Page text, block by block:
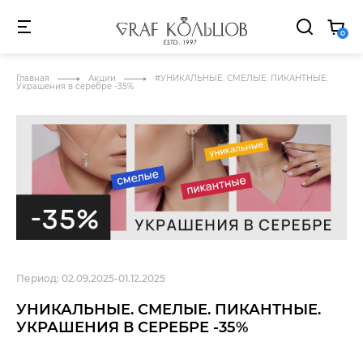
ПОКУПКЕ ПАРЫ ЗОЛОТЫХ ОБРУЧАЛЬНЫХ КОЛЕЦ
NEW HIT SALE
0
Главная Акции #УНИКАЛЬНЫЕ. СМЕЛЫЕ. ПИКАНТНЫЕ.
Украшения в серебре -35%
Период: 02.09.2025-01.12.2025
УНИКАЛЬНЫЕ. СМЕЛЫЕ. ПИКАНТНЫЕ.
УКРАШЕНИЯ В СЕРЕБРЕ -35%